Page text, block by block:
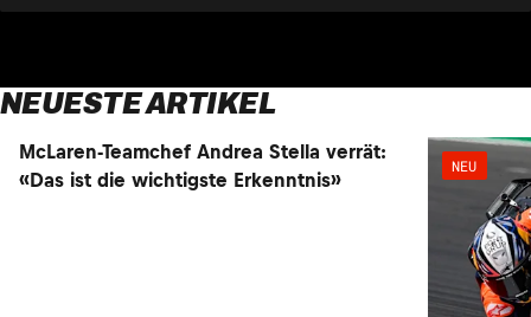
NEUESTE ARTIKEL
NEU